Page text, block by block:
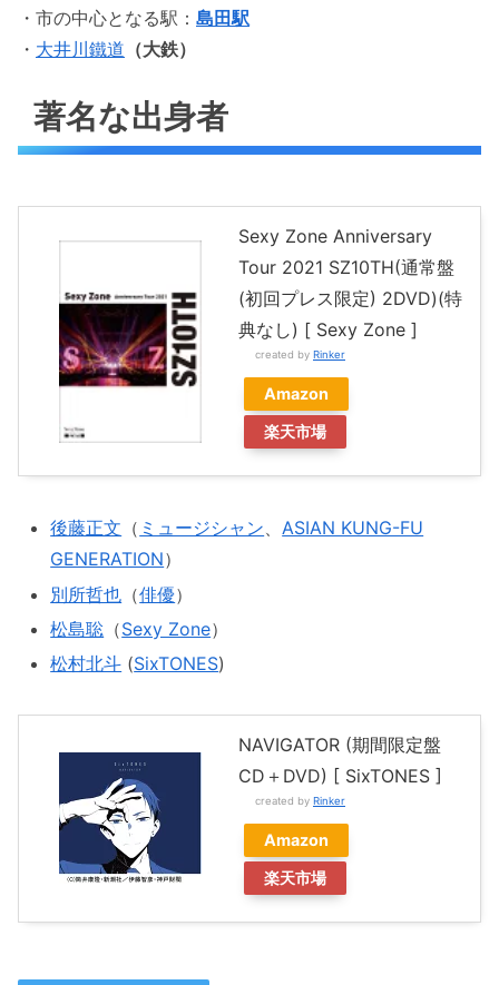
・市の中心となる駅： 島田駅
・ 大井川鐵道 （大鉄）
著名な出身者
Sexy Zone Anniversary
Tour 2021 SZ10TH(通常盤
(初回プレス限定) 2DVD)(特
典なし) [ Sexy Zone ]
created by Rinker
Amazon
楽天市場
後藤正文 （ ミュージシャン、ASIAN KUNG-FU
GENERATION）
別所哲也 （俳優）
松島聡 （Sexy Zone）
松村北斗 (SixTONES)
NAVIGATOR (期間限定盤
CD＋DVD) [ SixTONES ]
created by Rinker
Amazon
楽天市場